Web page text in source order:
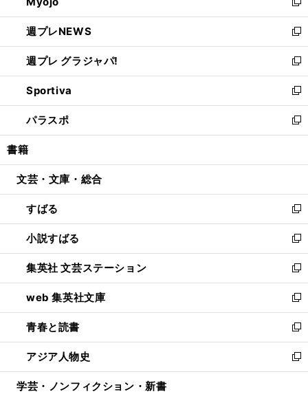
開
く
ド
ウ
で
開
く
ィ
ン
ド
ウ
で
開
く
新
し
い
ウ
ィ
ン
ド
ウ
で
開
週プレNEWS
新
し
い
ウ
ィ
ン
ド
ウ
開
週プレ グラジャパ!
新
し
い
ウ
ィ
ン
ウ
開
く
Sportiva
新
し
い
ウ
ン
ウ
で
開
く
パラスポ
新
し
ウ
ン
ド
ウ
で
開
く
書籍
文芸・文庫・総合
すばる
新
し
い
ウ
ィ
ン
ド
ウ
で
開
く
小説すばる
新
し
い
ウ
ィ
ン
ド
ウ
で
開
集英社 文芸ステーション
新
し
い
ウ
ィ
ン
ド
ウ
web 集英社文庫
新
し
い
ウ
ィ
ン
青春と読書
新
し
い
ウ
アジア人物史
新
し
学芸・ノンフィクション・新書